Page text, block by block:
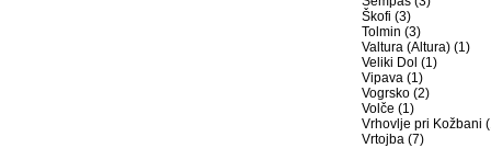
Škofi (3)
Tolmin (3)
Valtura (Altura) (1)
Veliki Dol (1)
Vipava (1)
Vogrsko (2)
Volče (1)
Vrhovlje pri Kožbani
Vrtojba (7)